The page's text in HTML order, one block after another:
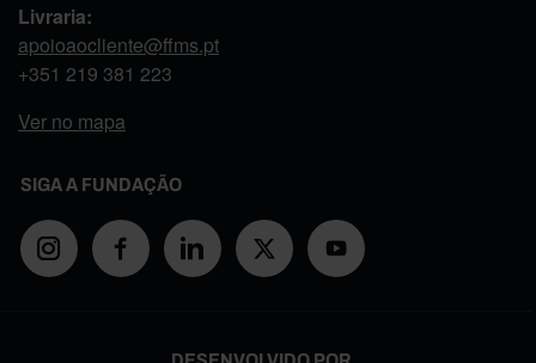
Livraria:
apoioaocliente@ffms.pt
+351 219 381 223
Ver no mapa
SIGA A FUNDAÇÃO